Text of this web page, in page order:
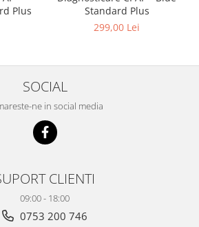
Plus
Standard Plus
299,00 Lei
SOCIAL
ne in social media
CLIENTI
09:00 - 18:00
0753 200 746